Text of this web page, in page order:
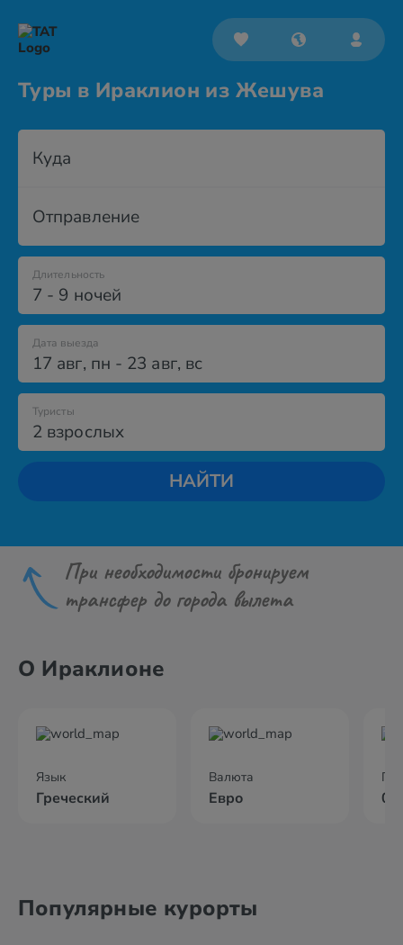
Туры в Ираклион из Жешува
Куда
Отправление
7 - 9 ночей
Длительность
Дата выезда
17 авг, пн - 23 авг, вс
2 взрослых
Туристы
НАЙТИ
При необходимости бронируем
трансфер до города вылета
О Ираклионе
Язык
Греческий
Валюта
Евро
Популярные курорты